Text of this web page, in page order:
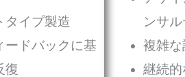
タイプ製造
ードバックに基
復
ンサ
複雑
継続